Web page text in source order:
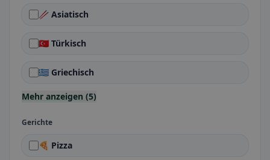
🥢 Asiatisch
🇹🇷 Türkisch
🇬🇷 Griechisch
Mehr anzeigen (5)
Gerichte
🍕 Pizza